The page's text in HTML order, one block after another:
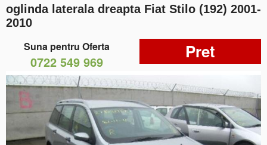
oglinda laterala dreapta Fiat Stilo (192) 2001-
2010
Suna pentru Oferta
0722 549 969 Pret